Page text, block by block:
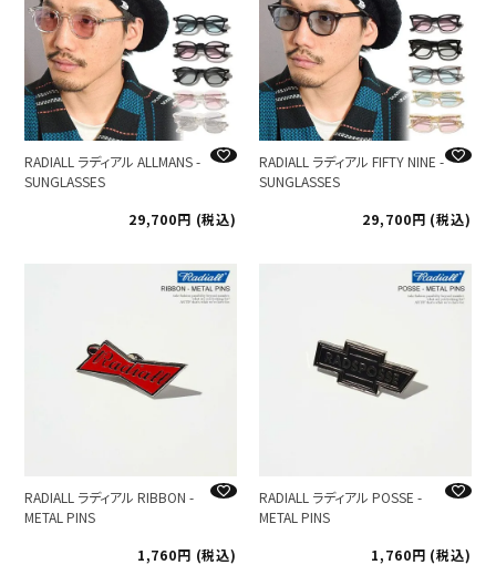
RADIALL ラディアル ALLMANS -
SUNGLASSES
29,700
税込
RADIALL ラディアル FIFTY NINE -
SUNGLASSES
29,700
税込
RADIALL ラディアル RIBBON -
METAL PINS
1,760
税込
RADIALL ラディアル POSSE -
METAL PINS
1,760
税込